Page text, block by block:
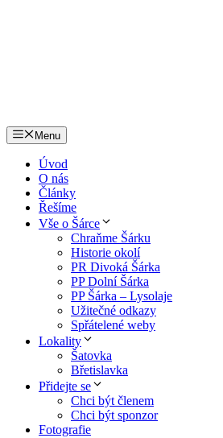
Menu
Úvod
O nás
Články
Řešíme
Vše o Šárce
Chraňme Šárku
Historie okolí
PR Divoká Šárka
PP Dolní Šárka
PP Šárka – Lysolaje
Užitečné odkazy
Spřátelené weby
Lokality
Šatovka
Břetislavka
Přidejte se
Chci být členem
Chci být sponzor
Fotografie